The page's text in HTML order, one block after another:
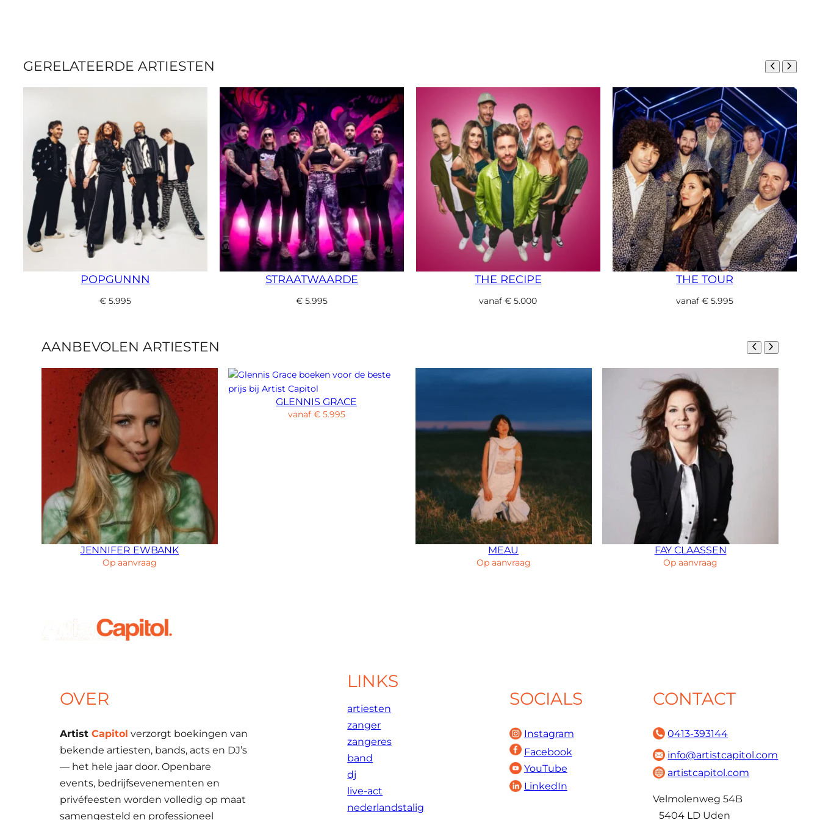
GERELATEERDE ARTIESTEN
POPGUNNN
€ 5.995
STRAATWAARDE
€ 5.995
THE RECIPE
vanaf€ 5.000
THE TOUR
vanaf €5.995
AANBEVOLEN ARTIESTEN
JENNIFER EWBANK
Op aanvraag
GLENNIS GRACE
vanaf €5.995
MEAU
Op aanvraag
FAY CLAASSEN
Op aanvraag
OVER
Artist Capitol verzorgt boekingen van
bekende artiesten, bands, acts en DJ’s
— het hele jaar door. Openbare
events, bedrijfsevenementen en
privéfeesten worden volledig op maat
samengesteld en professioneel
LINKS
artiesten
zanger
zangeres
band
dj
live-act
nederlandstalig
SOCIALS
Instagram
Facebook
YouTube
LinkedIn
CONTACT
0413-393144
info@artistcapitol.com
artistcapitol.com
Velmolenweg 54B
5404 LD Uden